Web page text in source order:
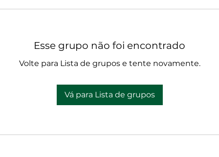
Esse grupo não foi encontrado
Volte para Lista de grupos e tente novamente.
Vá para Lista de grupos